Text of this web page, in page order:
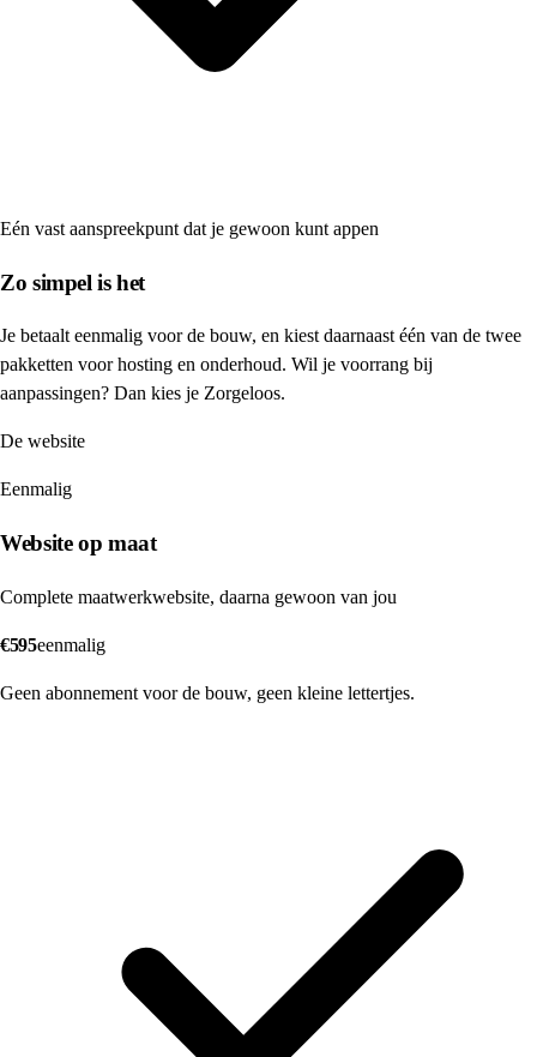
Eén vast aanspreekpunt dat je gewoon kunt appen
Zo simpel is het
Je betaalt eenmalig voor de bouw, en kiest daarnaast één van de twee
pakketten voor hosting en onderhoud. Wil je voorrang bij
aanpassingen? Dan kies je Zorgeloos.
De website
Eenmalig
Website op maat
Complete maatwerkwebsite, daarna gewoon van jou
€595eenmalig
Geen abonnement voor de bouw, geen kleine lettertjes.